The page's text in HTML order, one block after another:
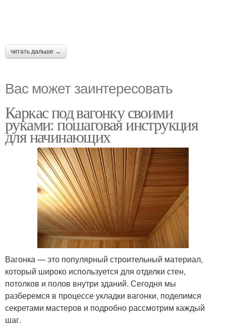
читать дальше →
Вас может заинтересовать
Каркас под вагонку своими
руками: пошаговая инструкция
для начинающих
Вагонка — это популярный строительный материал,
который широко используется для отделки стен,
потолков и полов внутри зданий. Сегодня мы
разберемся в процессе укладки вагонки, поделимся
секретами мастеров и подробно рассмотрим каждый
шаг.